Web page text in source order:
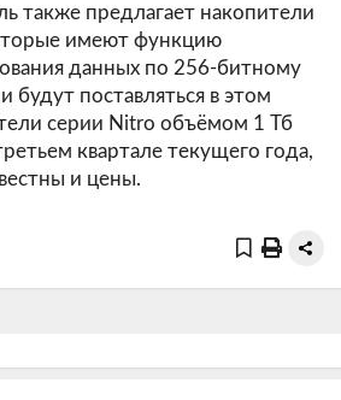
также предлагает накопители
имеют функцию
данных по 256-битному
будут поставляться в этом
серии Nitro объёмом 1 Тб
квартале текущего года,
и цены.